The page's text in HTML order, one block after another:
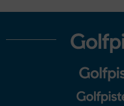
LEGENDS TOUR
U.S. Women's Amateur
English Boys' (U14) Open
Eeli Krankka, Lionel Mutikainen
Kivitippu Classic